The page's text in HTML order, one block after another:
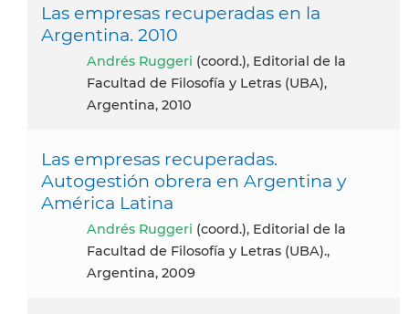
Las empresas recuperadas en la
Argentina. 2010
Andrés Ruggeri (coord.), Editorial de la
Facultad de Filosofía y Letras (UBA),
Argentina, 2010
Las empresas recuperadas.
Autogestión obrera en Argentina y
América Latina
Andrés Ruggeri (coord.), Editorial de la
Facultad de Filosofía y Letras (UBA).,
Argentina, 2009